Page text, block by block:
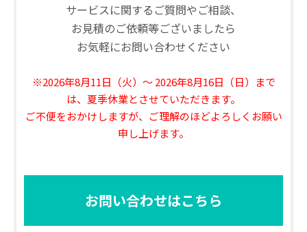
サービスに関するご質問やご相談、
お見積のご依頼等ございましたら
お気軽にお問い合わせください
※2026年8月11日（火）～ 2026年8月16日（日）まで
は、夏季休業とさせていただきます。
ご不便をおかけしますが、ご理解のほどよろしくお願い
申し上げます。
お問い合わせはこちら